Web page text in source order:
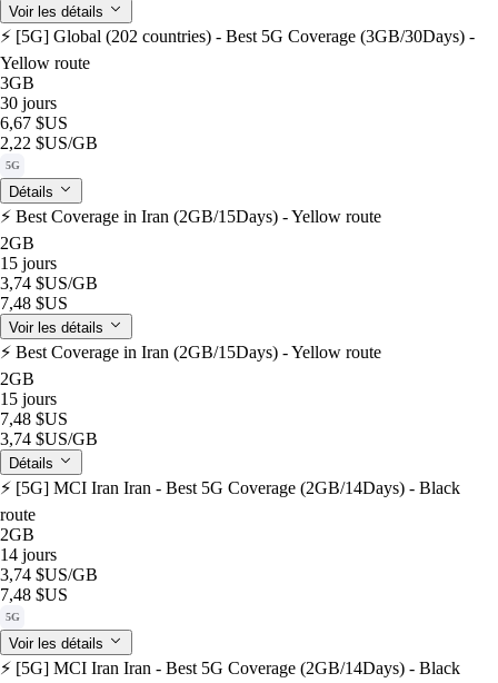
Voir les détails
⚡️ [5G] Global (202 countries) - Best 5G Coverage (3GB/30Days) -
Yellow route
3GB
30 jours
6,67 $US
2,22 $US/GB
5G
Détails
⚡️ Best Coverage in Iran (2GB/15Days) - Yellow route
2GB
15 jours
3,74 $US/GB
7,48 $US
Voir les détails
⚡️ Best Coverage in Iran (2GB/15Days) - Yellow route
2GB
15 jours
7,48 $US
3,74 $US/GB
Détails
⚡️ [5G] MCI Iran Iran - Best 5G Coverage (2GB/14Days) - Black
route
2GB
14 jours
3,74 $US/GB
7,48 $US
5G
Voir les détails
⚡️ [5G] MCI Iran Iran - Best 5G Coverage (2GB/14Days) - Black